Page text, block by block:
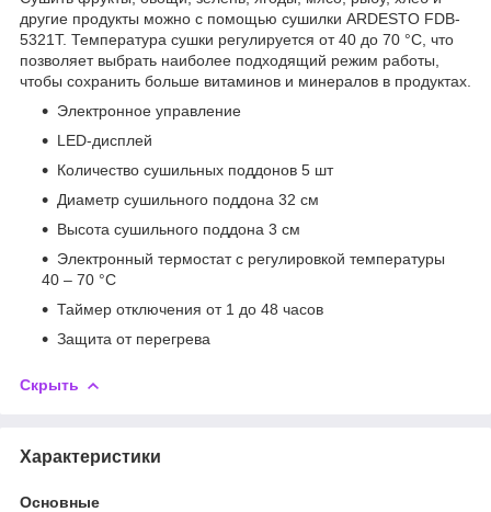
другие продукты можно с помощью сушилки ARDESTO FDB-
5321T. Температура сушки регулируется от 40 до 70 °С, что
позволяет выбрать наиболее подходящий режим работы,
чтобы сохранить больше витаминов и минералов в продуктах.
Электронное управление
LED-дисплей
Количество сушильных поддонов 5 шт
Диаметр сушильного поддона 32 см
Высота сушильного поддона 3 см
Электронный термостат с регулировкой температуры
40 – 70 °С
Таймер отключения от 1 до 48 часов
Защита от перегрева
Скрыть
Характеристики
Основные